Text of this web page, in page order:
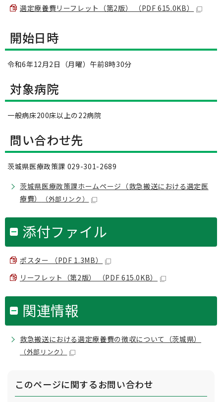
選定療養費リーフレット（第2版） （PDF 615.0KB）
開始日時
令和6年12月2日（月曜）午前8時30分
対象病院
一般病床200床以上の22病院
問い合わせ先
茨城県医療政策課 029-301-2689
茨城県医療政策課ホームページ（救急搬送における選定医
療費）
（外部リンク）
添付ファイル
ポスター （PDF 1.3MB）
リーフレット（第2版） （PDF 615.0KB）
関連情報
救急搬送における選定療養費の徴収について（茨城県）
（外部リンク）
このページに関するお問い合わせ